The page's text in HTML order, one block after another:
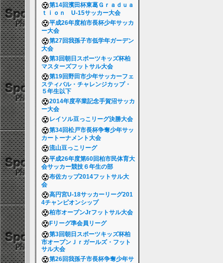
第14回濱田杯東葛Ｇｒａｄｕａ
ｔｉｏｎ U-15サッカー大会
平成26年度柏市長杯少年サッカ
ー大会
第27回我孫子市低学年ガーデン
大会
第3回朝日スポーツキッズ杯柏
マスターズフットサル大会
第19回野田市少年サッカーフェ
スティバル・チャレンジカップ・
５年生以下
2014年度卒業記念手賀沼サッカ
ー大会
レイソル豆っこリーグ決勝大会
第34回松戸市長杯争奪少年サッ
カートーナメント大会
流山豆っこリーグ
平成26年度第60回柏市民体育大
会サッカー競技６年生の部
布佐カップ2014フットサル大
会
高円宮U-18サッカーリーグ201
4チャンピオンシップ
柏市オープンJrフットサル大会
Fリーグ準会員リーグ
第3回朝日スポーツキッズ杯柏
市オープンＪｒガールズ・フット
サル大会
第26回我孫子市長杯争奪少年サ